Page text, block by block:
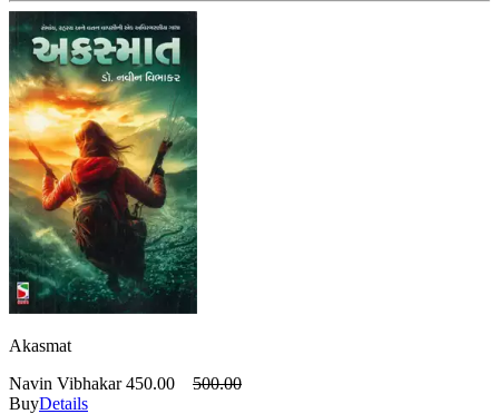
Akasmat
Navin Vibhakar 450.00
500.00
BuyDetails